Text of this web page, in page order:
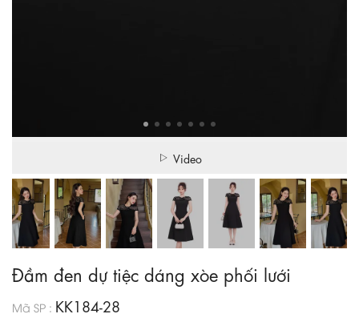
Video
Đầm đen dự tiệc dáng xòe phối lưới
Mã SP : KK184-28